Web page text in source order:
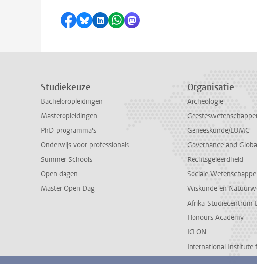
Delen op Facebook
Delen via Bluesky
Delen op LinkedIn
Delen via WhatsApp
Delen via Mastodon
Studiekeuze
Bacheloropleidingen
Masteropleidingen
PhD-programma's
Onderwijs voor professionals
Summer Schools
Open dagen
Master Open Dag
Organisatie
Archeologie
Geneeskunde/LUMC
Governance and
Rechtsgeleerdheid
Sociale
Wiskunde en
Afrika-Studiecentrum
Honours Academy
ICLON
International Institute